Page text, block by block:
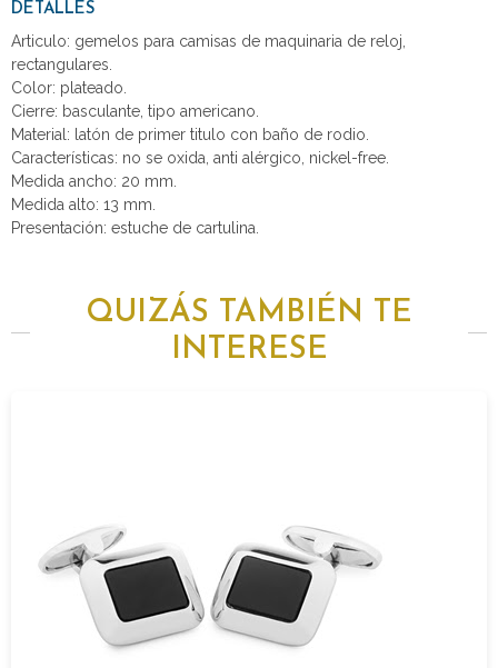
DETALLES
Articulo: gemelos para camisas de maquinaria de reloj,
rectangulares.
Color: plateado.
Cierre: basculante, tipo americano.
Material: latón de primer titulo con baño de rodio.
Características: no se oxida, anti alérgico, nickel-free.
Medida ancho: 20 mm.
Medida alto: 13 mm.
Presentación: estuche de cartulina.
QUIZÁS TAMBIÉN TE
INTERESE